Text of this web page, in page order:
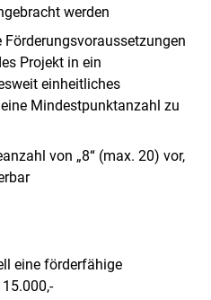
werden
Förderungsvoraussetzungen
Projekt in ein
einheitliches
Mindestpunktanzahl zu
von „8“ (max. 20) vor,
eine förderfähige